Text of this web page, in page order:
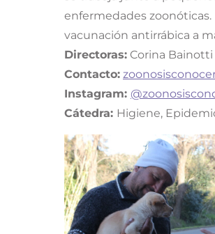
enfermedades
vacunación antirrábica a
Directoras: Corina
Contacto:
Instagram:
Cátedra: Higiene,